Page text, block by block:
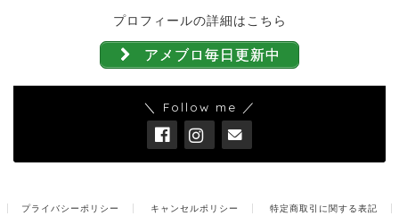
プロフィールの詳細はこちら
アメブロ毎日更新中
＼ Follow me ／
プライバシーポリシー キャンセルポリシー 特定商取引に関する表記